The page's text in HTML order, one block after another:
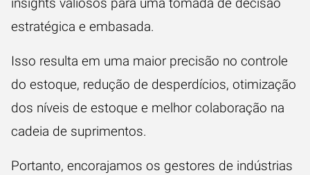
insights valiosos para uma tomada de decisão
estratégica e embasada.
Isso resulta em uma maior precisão no controle
do estoque, redução de desperdícios, otimização
dos níveis de estoque e melhor colaboração na
cadeia de suprimentos.
Portanto, encorajamos os gestores de indústrias